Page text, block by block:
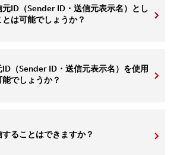
元ID（Sender ID・送信元表示名）とし
は可能でしょうか？
（Sender ID・送信元表示名）を使用
でしょうか？
ることはできますか？